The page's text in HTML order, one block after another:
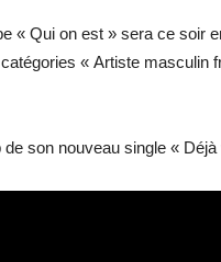
« Qui on est » sera ce
« Artiste masculin
son nouveau single « Déjà